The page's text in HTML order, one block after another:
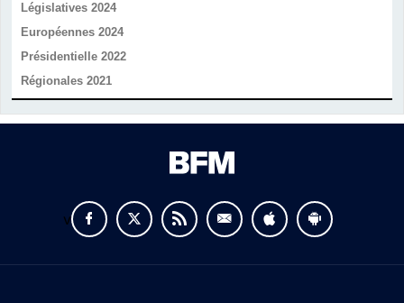
Législatives 2024
Européennes 2024
Présidentielle 2022
Régionales 2021
v